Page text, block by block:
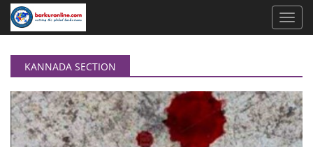
KANNADA SECTION